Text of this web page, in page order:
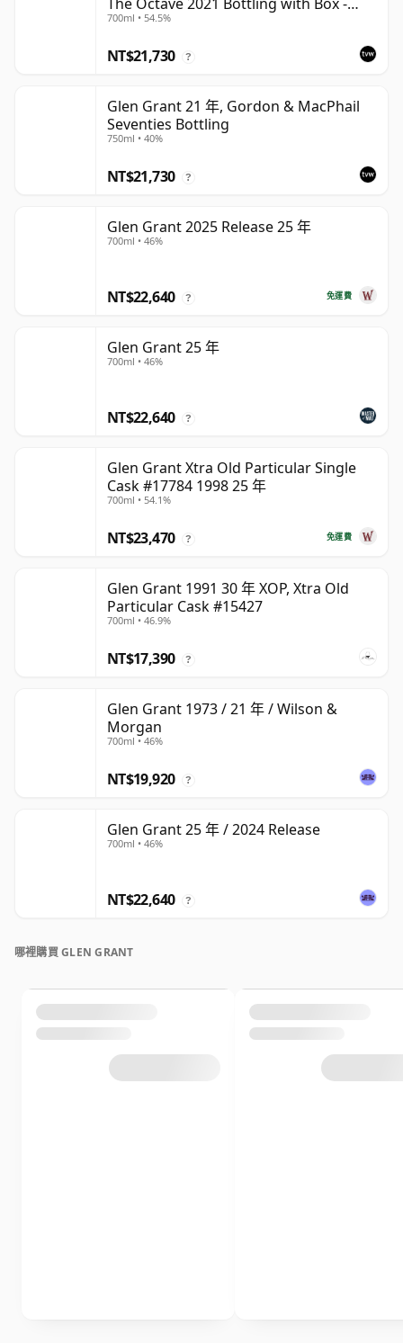
Cask 4427569
700ml • 54.5%
NT$21,730 ?
Glen Grant 21 年, Gordon & MacPhail
Seventies Bottling
750ml • 40%
NT$21,730 ?
Glen Grant 2025 Release 25 年
700ml • 46%
免運費
NT$22,640 ?
Glen Grant 25 年
700ml • 46%
NT$22,640 ?
Glen Grant Xtra Old Particular Single
Cask #17784 1998 25 年
700ml • 54.1%
免運費
NT$23,470 ?
Glen Grant 1991 30 年 XOP, Xtra Old
Particular Cask #15427
700ml • 46.9%
NT$17,390 ?
Glen Grant 1973 / 21 年 / Wilson &
Morgan
700ml • 46%
NT$19,920 ?
Glen Grant 25 年 / 2024 Release
700ml • 46%
NT$22,640 ?
哪裡購買 GLEN GRANT